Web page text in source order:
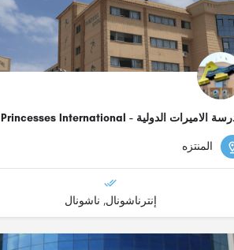
مدرسة الاميرات الدولية - Princesses International
الشهادة البريطانية - (IG), ثانوية عامة مصرية
المنتزه
إنترناشونال, ناشونال